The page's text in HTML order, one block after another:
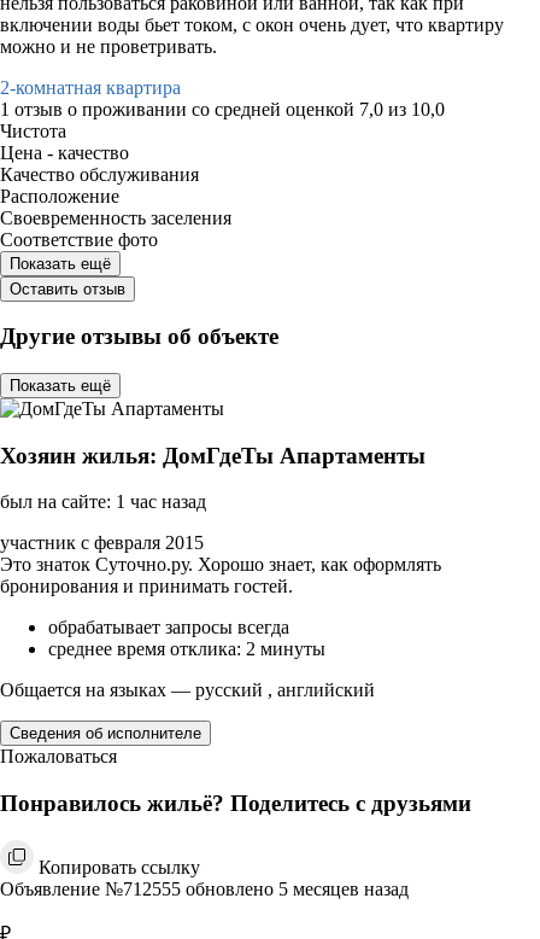
включении воды бьет током, с окон очень дует, что квартиру
можно и не проветривать.
2-комнатная квартира
1 отзыв о проживании со средней оценкой 7,0 из 10,0
Чистота
Цена - качество
Качество обслуживания
Расположение
Своевременность заселения
Соответствие фото
Показать ещё
Оставить отзыв
Другие отзывы об объекте
Показать ещё
Хозяин жилья: ДомГдеТы Апартаменты
был на сайте: 1 час назад
участник с февраля 2015
Это знаток Суточно.ру. Хорошо знает, как оформлять
бронирования и принимать гостей.
обрабатывает запросы всегда
среднее время отклика: 2 минуты
Общается на языках — русский , английский
Сведения об исполнителе
Пожаловаться
Понравилось жильё? Поделитесь с друзьями
Копировать ссылку
Объявление №712555 обновлено 5 месяцев назад
₽